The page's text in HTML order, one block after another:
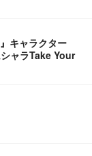
キャラクター
ャラTake Your